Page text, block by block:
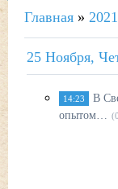
Главная » 2021
25 Ноября,
14:23
В
опытом…